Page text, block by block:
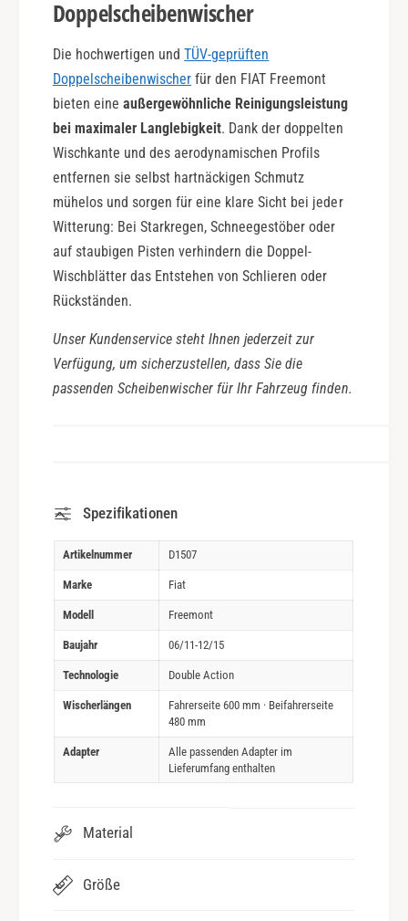
Doppelscheibenwischer
Die hochwertigen undTÜV-geprüften
Doppelscheibenwischer für den FIAT Freemont
bieten eine außergewöhnliche Reinigungsleistung
bei maximaler Langlebigkeit. Dank der doppelten
Wischkante und des aerodynamischen Profils
entfernen sie selbst hartnäckigen Schmutz
mühelos und sorgen für eine klare Sicht bei jeder
Witterung: Bei Starkregen, Schneegestöber oder
auf staubigen Pisten verhindern die Doppel-
Wischblätter das Entstehen von Schlieren oder
Rückständen.
Unser Kundenservice steht Ihnen jederzeit zur
Verfügung, um sicherzustellen, dass Sie die
passenden Scheibenwischer für Ihr Fahrzeug finden.
Spezifikationen
Artikelnummer D1507
Marke Fiat
Modell Freemont
Baujahr 06/11-12/15
Technologie Double Action
Wischerlängen
Fahrerseite 600 mm · Beifahrerseite
480 mm
Adapter
Alle passenden Adapter im
Lieferumfang enthalten
Material
Größe